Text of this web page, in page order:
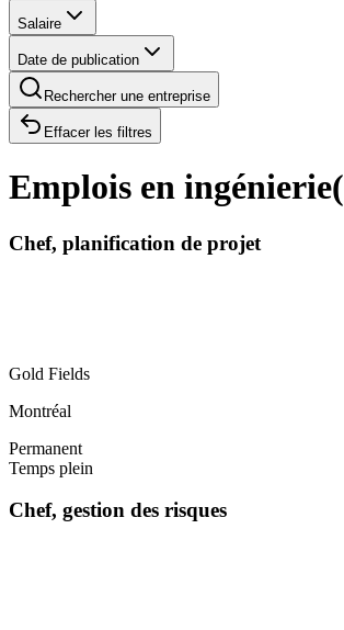
Salaire
Date de publication
Rechercher une entreprise
Effacer les filtres
Emplois en ingénierie(
Chef, planification de projet
Gold Fields
Montréal
Permanent
Temps plein
Chef, gestion des risques